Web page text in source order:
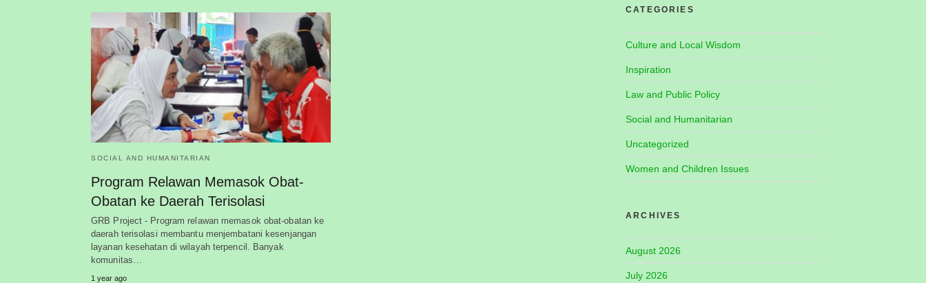
SOCIAL AND HUMANITARIAN
Program Relawan Memasok Obat-
Obatan ke Daerah Terisolasi
GRB Project - Program relawan memasok obat-obatan ke
daerah terisolasi membantu menjembatani kesenjangan
layanan kesehatan di wilayah terpencil. Banyak
komunitas…
1 year ago
CATEGORIES
Culture and Local Wisdom
Inspiration
Law and Public Policy
Social and Humanitarian
Uncategorized
Women and Children Issues
ARCHIVES
August 2026
July 2026